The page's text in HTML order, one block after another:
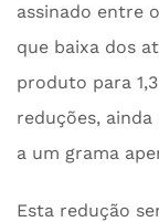
assinado entre
que baixa dos
produto para
reduções,
a um grama
Esta redução